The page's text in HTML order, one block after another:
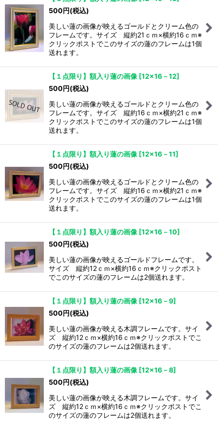
500円(税込)
美しい蓮の画像が映えるゴールドとクリーム色の
フレームです。サイズ 縦約21ｃｍ×横約16ｃｍ※
クリックポストでこのサイズの蓮のフレームは1個
送れます。
【１点限り】額入り蓮の画像 [12×16－12]
500円(税込)
美しい蓮の画像が映えるゴールドとクリーム色の
フレームです。サイズ 縦約16ｃｍ×横約21ｃｍ※
クリックポストでこのサイズの蓮のフレームは1個
送れます。
【１点限り】額入り蓮の画像 [12×16－11]
500円(税込)
美しい蓮の画像が映えるゴールドとクリーム色の
フレームです。サイズ 縦約16ｃｍ×横約21ｃｍ※
クリックポストでこのサイズの蓮のフレームは1個
送れます。
【１点限り】額入り蓮の画像 [12×16－10]
500円(税込)
美しい蓮の画像が映えるゴールドフレームです。
サイズ 縦約12ｃｍ×横約16ｃｍ※クリックポスト
でこのサイズの蓮のフレームは2個送れます。
【１点限り】額入り蓮の画像 [12×16－9]
500円(税込)
美しい蓮の画像が映える木調フレームです。サイ
ズ 縦約12ｃｍ×横約16ｃｍ※クリックポストでこ
のサイズの蓮のフレームは2個送れます。
【１点限り】額入り蓮の画像 [12×16－8]
500円(税込)
美しい蓮の画像が映える木調フレームです。サイ
ズ 縦約12ｃｍ×横約16ｃｍ※クリックポストでこ
のサイズの蓮のフレームは2個送れます。